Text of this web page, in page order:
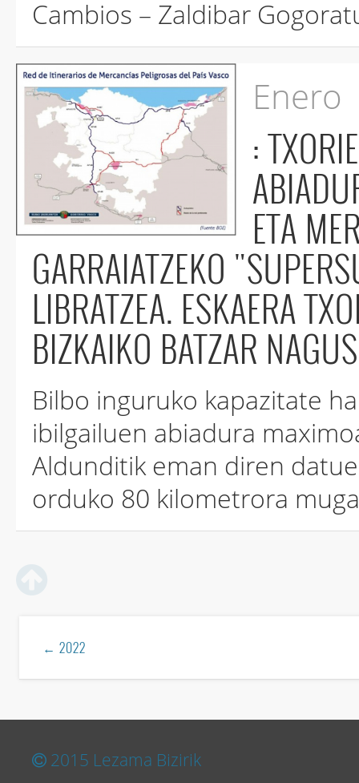
Enero
:
ETA
GARRAIATZEKO
LIBRATZEA. ESKAERA
BIZKAIKO BATZAR
Bilbo inguruko kapazitate
ibilgailuen abiadura
Aldunditik eman diren
orduko 80 kilometrora muga
← 2022
2015 Lezama Bizirik